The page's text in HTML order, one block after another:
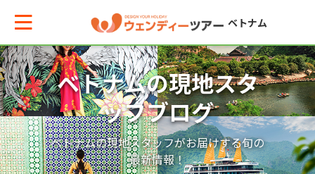
ベトナム
ベトナムの現地スタ
ッフブログ
ベトナムの現地スタッフがお届けする旬の
最新情報！
メインメニューへ戻る
アからお役立ち情報を探す